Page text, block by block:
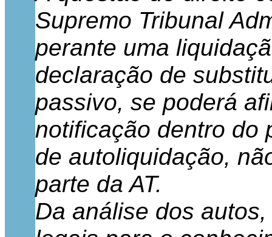
Supremo Tribunal
perante uma
declaração de
passivo, se poderá
notificação dentro do
de autoliquidação,
parte da AT.
Da análise dos